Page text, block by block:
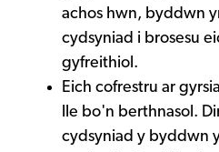
achos hwn, byddwn
cydsyniad i brosesu
gyfreithiol.
Eich cofrestru ar
lle bo'n berthnasol.
cydsyniad y byddwn